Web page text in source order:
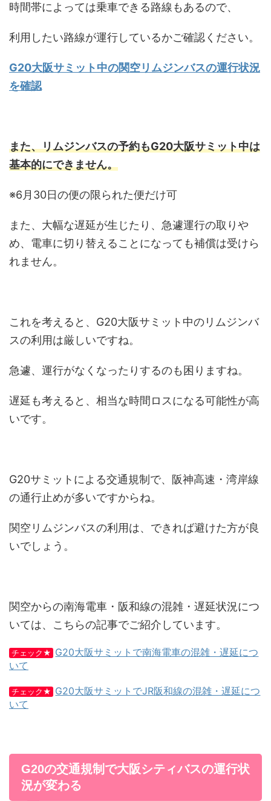
時間帯によっては乗車できる路線もあるので、
利用したい路線が運行しているかご確認ください。
G20大阪サミット中の関空リムジンバスの運行状況
を確認
また、リムジンバスの予約もG20大阪サミット中は
基本的にできません。
※6月30日の便の限られた便だけ可
また、大幅な遅延が生じたり、急遽運行の取りや
め、電車に切り替えることになっても補償は受けら
れません。
これを考えると、G20大阪サミット中のリムジンバ
スの利用は厳しいですね。
急遽、運行がなくなったりするのも困りますね。
遅延も考えると、相当な時間ロスになる可能性が高
いです。
G20サミットによる交通規制で、阪神高速・湾岸線
の通行止めが多いですからね。
関空リムジンバスの利用は、できれば避けた方が良
いでしょう。
関空からの南海電車・阪和線の混雑・遅延状況につ
いては、こちらの記事でご紹介しています。
チェック★ G20大阪サミットで南海電車の混雑・遅延につ
いて
チェック★ G20大阪サミットでJR阪和線の混雑・遅延につ
いて
G20の交通規制で大阪シティバスの運行状
況が変わる